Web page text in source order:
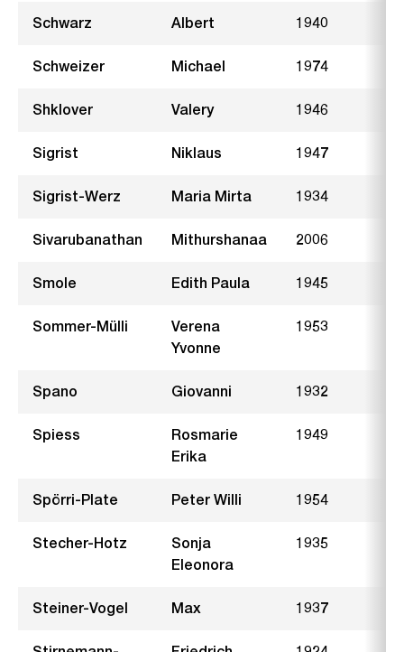
Schwarz Albert 1940
Schweizer Michael 1974
Shklover Valery 1946
Sigrist Niklaus 1947
Sigrist-Werz Maria Mirta 1934
Sivarubanathan Mithurshanaa 2006
Smole Edith Paula 1945
Sommer-Mülli
Verena
Yvonne
1953
Spano Giovanni 1932
Spiess
Rosmarie
Erika
1949
Spörri-Plate Peter Willi 1954
Stecher-Hotz
Sonja
Eleonora
1935
Steiner-Vogel Max 1937